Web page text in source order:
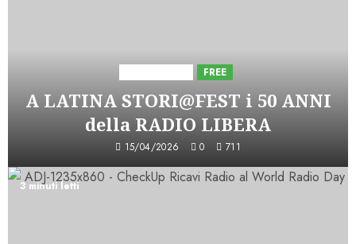
FREE
A LATINA STORI@FEST i 50 ANNI
della RADIO LIBERA
15/04/2026 0 711
3 minuti letti